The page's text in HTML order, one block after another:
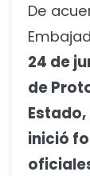
De
24 de
de
inició